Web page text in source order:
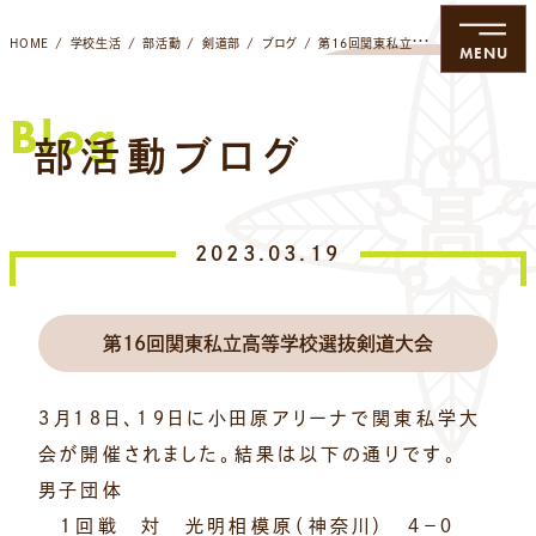
MENU
HOME 学校生活 部活動 剣道部 ブログ 第16回関東私立高等学校選抜剣道大会
部活動ブログ
Blog
2023.03.19
第16回関東私立高等学校選抜剣道大会
３月１８日、１９日に小田原アリーナで関東私学大
会が開催されました。結果は以下の通りです。
男子団体
１回戦 対 光明相模原（神奈川） ４－０